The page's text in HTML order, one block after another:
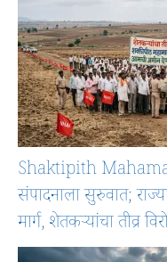
Shaktipith
संपादनाला सुरुवात;
मार्ग, शेतकऱ्यांचा तीव्र